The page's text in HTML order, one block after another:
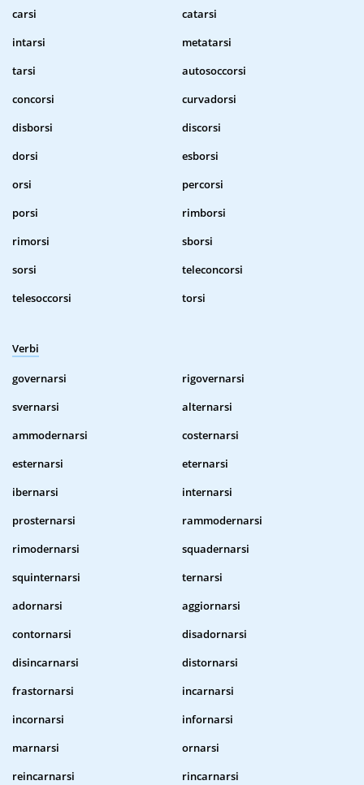
carsi
catarsi
intarsi
metatarsi
tarsi
autosoccorsi
concorsi
curvadorsi
disborsi
discorsi
dorsi
esborsi
orsi
percorsi
porsi
rimborsi
rimorsi
sborsi
sorsi
teleconcorsi
telesoccorsi
torsi
Verbi
governarsi
rigovernarsi
svernarsi
alternarsi
ammodernarsi
costernarsi
esternarsi
eternarsi
ibernarsi
internarsi
prosternarsi
rammodernarsi
rimodernarsi
squadernarsi
squinternarsi
ternarsi
adornarsi
aggiornarsi
contornarsi
disadornarsi
disincarnarsi
distornarsi
frastornarsi
incarnarsi
incornarsi
infornarsi
marnarsi
ornarsi
reincarnarsi
rincarnarsi